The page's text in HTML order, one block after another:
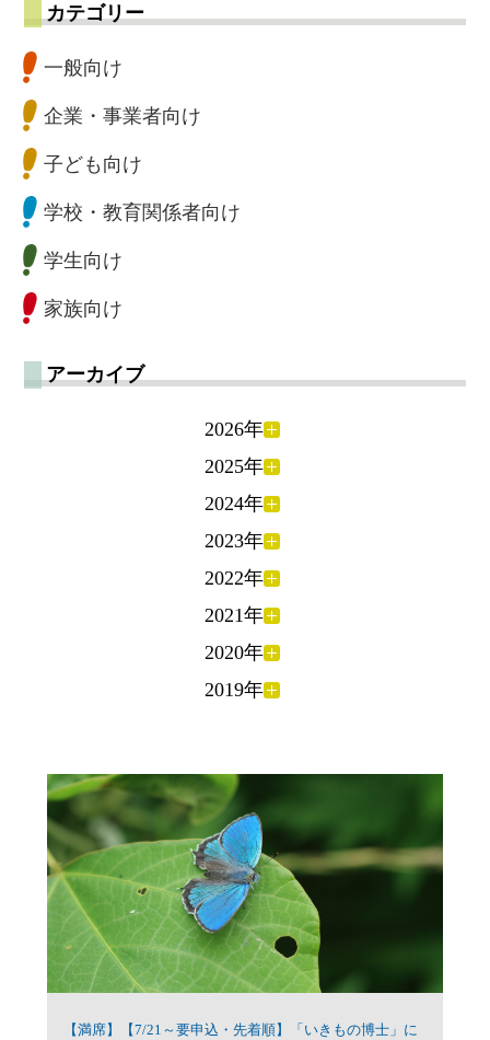
カテゴリー
一般向け
企業・事業者向け
子ども向け
学校・教育関係者向け
学生向け
家族向け
アーカイブ
2026年
2025年
2024年
2023年
2022年
2021年
2020年
2019年
【満席】【7/21～要申込・先着順】「いきもの博士」に